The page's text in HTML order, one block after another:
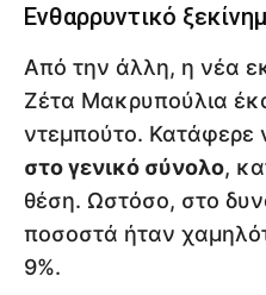
Ενθαρρυντικό
Από την άλλη, η νέα
Ζέτα Μακρυπούλια
ντεμπούτο. Κατάφερε
στο γενικό σύνολο,
θέση. Ωστόσο, στο
ποσοστά ήταν
9%.